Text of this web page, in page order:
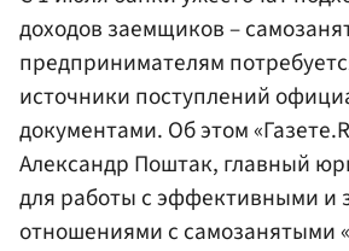
доходов заемщиков –
предпринимателям
источники поступлений
документами. Об этом
Александр Поштак, главный
для работы с эффективными и
отношениями с самозанятыми